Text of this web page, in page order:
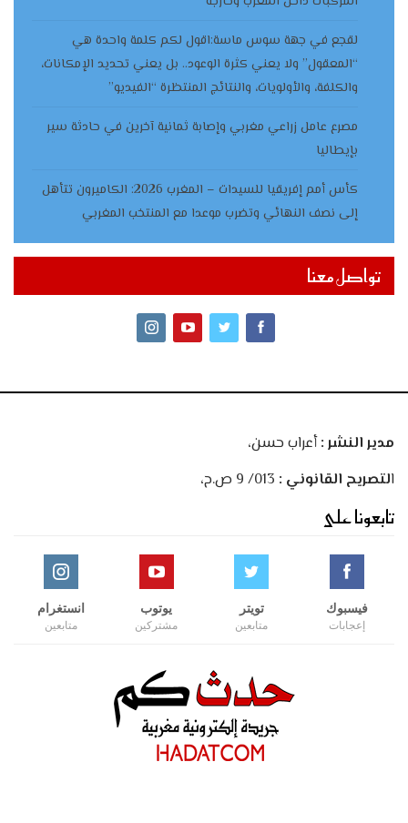
لقجع في جهة سوس ماسة:اقول لكم كلمة واحدة هي
“المعقول” ولا يعني كثرة الوعود.. بل يعني تحديد الإمكانات،
والكلفة، والأولويات، والنتائج المنتظرة “الفيديو”
مصرع عامل زراعي مغربي وإصابة ثمانية آخرين في حادثة سير
بإيطاليا
كأس أمم إفريقيا للسيدات – المغرب 2026: الكاميرون تتأهل
إلى نصف النهائي وتضرب موعدا مع المنتخب المغربي
تواصل معنا
مدير النشر :أعراب حسن،
التصريح القانوني :
تابعونا على
فيسبوك
إعجابات
تويتر
متابعين
يوتوب
مشتركين
انستغرام
متابعين